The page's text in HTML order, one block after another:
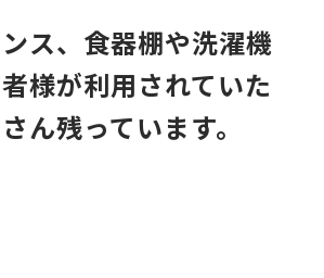
ス、食器棚や洗濯機
様が利用されていた
ん残っています。